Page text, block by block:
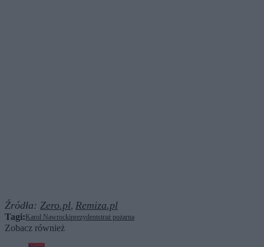
Źródła: Zero.pl, Remiza.pl
Tagi:Karol Nawrockiprezydentstraż pożarna
Zobacz również